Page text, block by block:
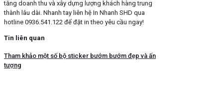
tăng doanh thu và xây dựng lượng khách hàng trung
thành lâu dài. Nhanh tay liên hệ In Nhanh SHD qua
hotline 0936.541.122 để đặt in theo yêu cầu ngay!
Tin liên quan
Tham khảo một số bộ sticker bướm bướm đẹp và ấn
tượng